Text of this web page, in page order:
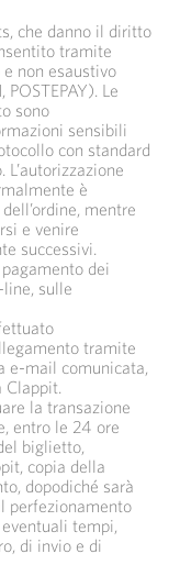
che danno il diritto
tramite
non esaustivo
Le
sono
sensibili
con standard
è
mentre
e venire
successivi.
dei
sulle
tramite
e-mail comunicata,
Clappit.
la transazione
entro le 24 ore
biglietto,
copia della
dopodiché sarà
perfezionamento
tempi,
di invio e di